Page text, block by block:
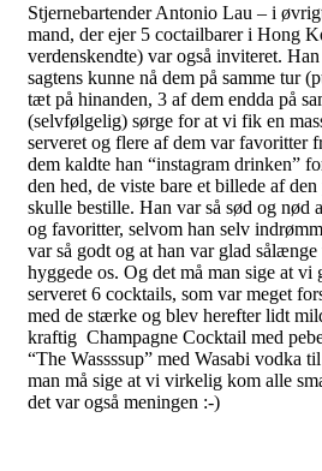
Stjernebartender Antonio Lau – i
mand, der ejer 5 coctailbarer i Hong
verdenskendte) var også inviteret.
sagtens kunne nå dem på samme tur
tæt på hinanden, 3 af dem endda på
(selvfølgelig) sørge for at vi fik en
serveret og flere af dem var favoritter
dem kaldte han “instagram drinken”
den hed, de viste bare et billede af
skulle bestille. Han var så sød og nød
og favoritter, selvom han selv
var så godt og at han var glad
hyggede os. Og det må man sige at
serveret 6 cocktails, som var meget
med de stærke og blev herefter lidt
kraftig Champagne Cocktail med
“The Wassssup” med Wasabi vodka
man må sige at vi virkelig kom alle
det var også meningen :-)